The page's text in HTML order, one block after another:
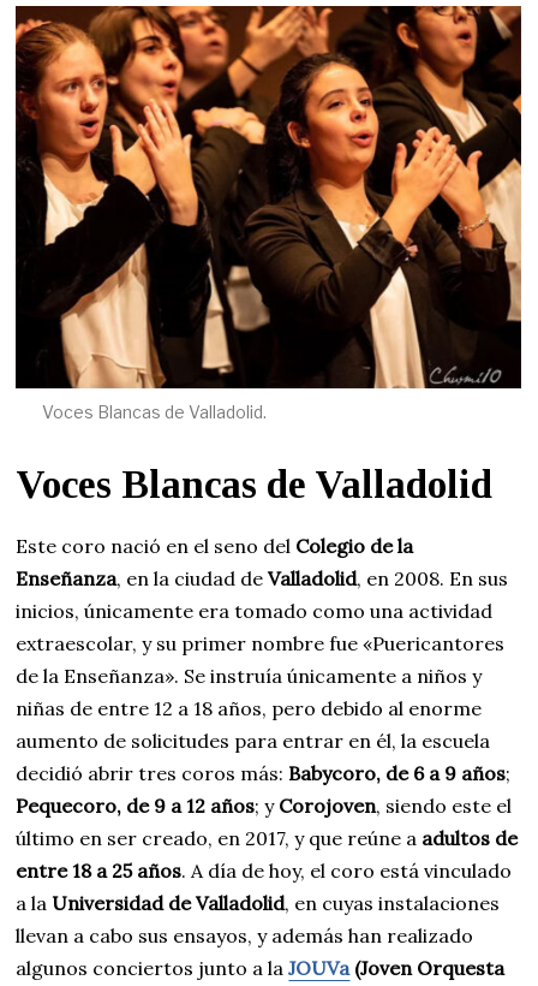
Voces Blancas de Valladolid.
Voces Blancas de Valladolid
Este coro nació en el seno del Colegio de la
Enseñanza, en la ciudad deValladolid, en 2008. En sus
inicios, únicamente era tomado como una actividad
extraescolar, y su primer nombre fue «Puericantores
de la Enseñanza». Se instruía únicamente a niños y
niñas de entre 12 a 18 años, pero debido al enorme
aumento de solicitudes para entrar en él, la escuela
decidió abrir tres coros más: Babycoro, de 6 a 9 años;
Pequecoro, de 9 a 12 años; y Corojoven, siendo este el
último en ser creado, en 2017, y que reúne a adultos de
entre 18 a 25 años. A día de hoy, el coro está vinculado
a la Universidad de Valladolid, en cuyas instalaciones
llevan a cabo sus ensayos, y además han realizado
algunos conciertos junto a laJOUVa (Joven Orquesta